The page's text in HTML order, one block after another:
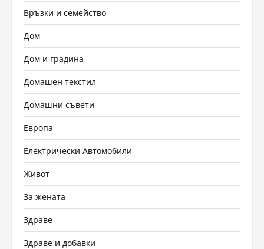
Връзки и семейство
Дом
Дом и градина
Домашен текстил
Домашни съвети
Европа
Електрически Автомобили
Живот
За жената
Здраве
Здраве и добавки